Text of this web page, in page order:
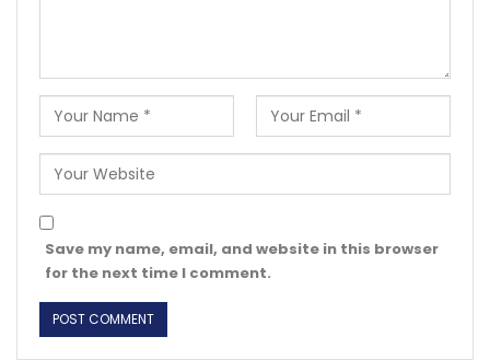
Save my name, email, and website in this browser
for the next time I comment.